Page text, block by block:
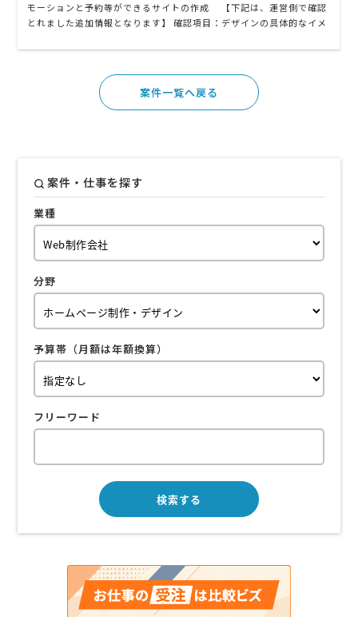
モーションと予約等ができるサイトの作成 【下記は、運営側で確認
とれました追加情報となります】 確認項目：デザインの具体的なイメ
でいいかなと。あまり具体的に考えられていません。 確認項目：予約
案件一覧へ戻る
案件・仕事を探す
業種
分野
予算帯（月額は年額換算）
フリーワード